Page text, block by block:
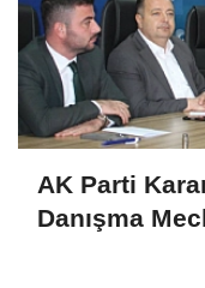
AK Parti
Danışma